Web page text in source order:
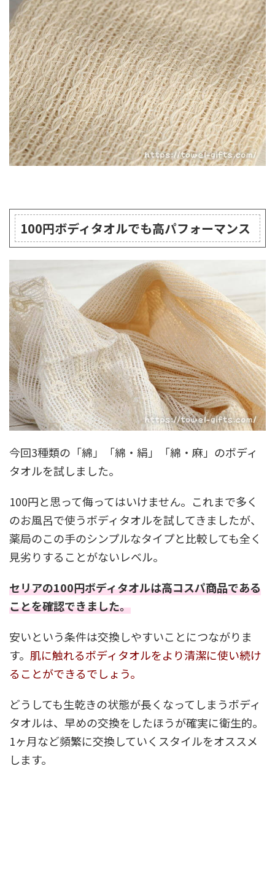
100円ボディタオルでも高パフォーマンス
今回3種類の「綿」「綿・絹」「綿・麻」のボディ
タオルを試しました。
100円と思って侮ってはいけません。これまで多く
のお風呂で使うボディタオルを試してきましたが、
薬局のこの手のシンプルなタイプと比較しても全く
見劣りすることがないレベル。
セリアの100円ボディタオルは高コスパ商品である
ことを確認できました。
安いという条件は交換しやすいことにつながりま
す。 肌に触れるボディタオルをより清潔に使い続け
ることができるでしょう。
どうしても生乾きの状態が長くなってしまうボディ
タオルは、早めの交換をしたほうが確実に衛生的。
1ヶ月など頻繁に交換していくスタイルをオススメ
します。